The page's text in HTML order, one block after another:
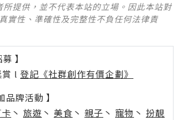
所提供，並不代表本站的立場。因此本站對
實性、準確性及完整性不負任何法律責
】
l 登記《社群創作有價企劃》
品牌活動 】
丶 旅遊 丶 美食 丶 親子 丶 寵物 丶 扮靚